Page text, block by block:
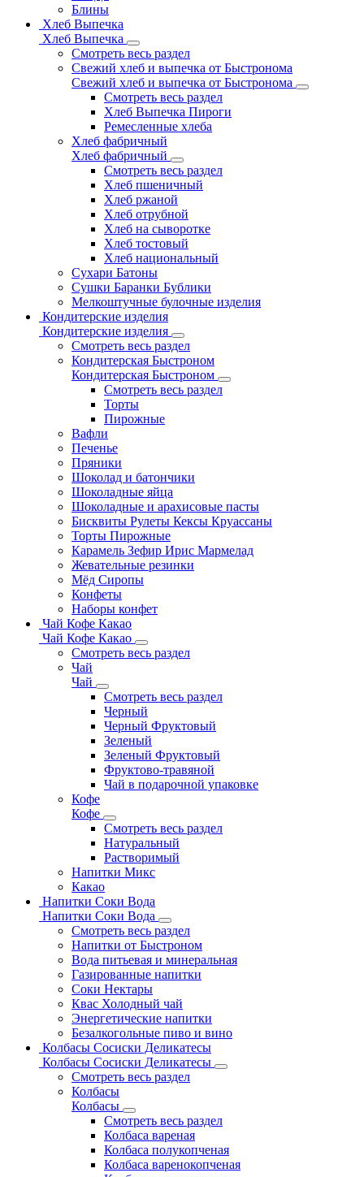
Блины
Хлеб Выпечка
Хлеб Выпечка
Смотреть весь раздел
Свежий хлеб и выпечка от Быстронома
Свежий хлеб и выпечка от Быстронома
Смотреть весь раздел
Хлеб Выпечка Пироги
Ремесленные хлеба
Хлеб фабричный
Хлеб фабричный
Смотреть весь раздел
Хлеб пшеничный
Хлеб ржаной
Хлеб отрубной
Хлеб на сыворотке
Хлеб тостовый
Хлеб национальный
Сухари Батоны
Сушки Баранки Бублики
Мелкоштучные булочные изделия
Кондитерские изделия
Кондитерские изделия
Смотреть весь раздел
Кондитерская Быстроном
Кондитерская Быстроном
Смотреть весь раздел
Торты
Пирожные
Вафли
Печенье
Пряники
Шоколад и батончики
Шоколадные яйца
Шоколадные и арахисовые пасты
Бисквиты Рулеты Кексы Круассаны
Торты Пирожные
Карамель Зефир Ирис Мармелад
Жевательные резинки
Мёд Сиропы
Конфеты
Наборы конфет
Чай Кофе Какао
Чай Кофе Какао
Смотреть весь раздел
Чай
Чай
Смотреть весь раздел
Черный
Черный Фруктовый
Зеленый
Зеленый Фруктовый
Фруктово-травяной
Чай в подарочной упаковке
Кофе
Кофе
Смотреть весь раздел
Натуральный
Растворимый
Напитки Микс
Какао
Напитки Соки Вода
Напитки Соки Вода
Смотреть весь раздел
Напитки от Быстроном
Вода питьевая и минеральная
Газированные напитки
Соки Нектары
Квас Холодный чай
Энергетические напитки
Безалкогольные пиво и вино
Колбасы Сосиски Деликатесы
Колбасы Сосиски Деликатесы
Смотреть весь раздел
Колбасы
Колбасы
Смотреть весь раздел
Колбаса вареная
Колбаса полукопченая
Колбаса варенокопченая